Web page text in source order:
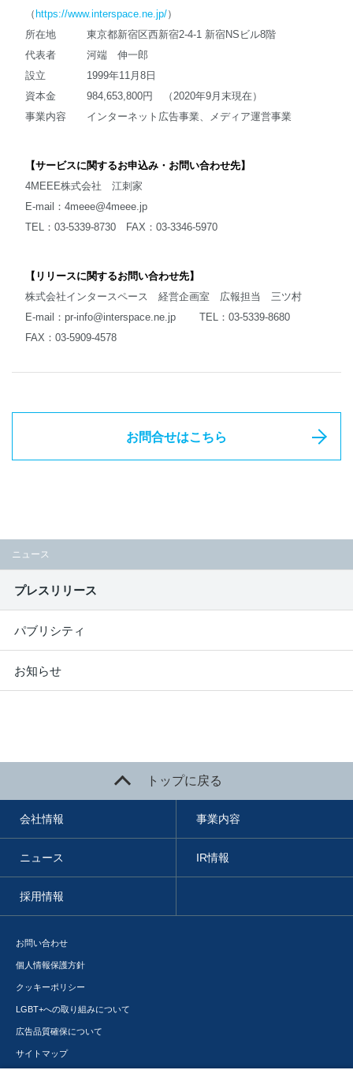
（ https://www.interspace.ne.jp/）
所在地 東京都新宿区西新宿2-4-1 新宿NSビル8階
代表者 河端 伸一郎
設立 1999年11月8日
資本金 984,653,800円 （2020年9月末現在）
事業内容 インターネット広告事業、メディア運営事業
【サービスに関するお申込み・お問い合わせ先】
4MEEE株式会社 江刺家
E-mail： 4meee@4meee.jp
TEL：03-5339-8730 FAX：03-3346-5970
【リリースに関するお問い合わせ先】
株式会社インタースペース 経営企画室 広報担当 三ツ村
E-mail： pr-info@interspace.ne.jpTEL：03-5339-8680
FAX：03-5909-4578
お問合せはこちら
ニュース
プレスリリース
パブリシティ
お知らせ
トップに戻る
会社情報 事業内容
ニュース IR情報
採用情報
お問い合わせ
個人情報保護方針
クッキーポリシー
LGBT+への取り組みについて
広告品質確保について
サイトマップ